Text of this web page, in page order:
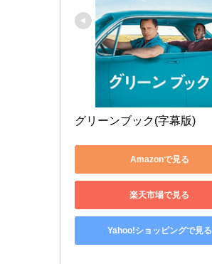
グリーンブック(字幕版)
Amazonで見る
楽天市場で見る
Yahoo!ショッピングで見る